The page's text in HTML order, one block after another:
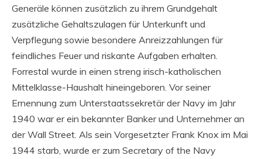
Generäle können zusätzlich zu ihrem Grundgehalt
zusätzliche Gehaltszulagen für Unterkunft und
Verpflegung sowie besondere Anreizzahlungen für
feindliches Feuer und riskante Aufgaben erhalten.
Forrestal wurde in einen streng irisch-katholischen
Mittelklasse-Haushalt hineingeboren. Vor seiner
Ernennung zum Unterstaatssekretär der Navy im Jahr
1940 war er ein bekannter Banker und Unternehmer an
der Wall Street. Als sein Vorgesetzter Frank Knox im Mai
1944 starb, wurde er zum Secretary of the Navy